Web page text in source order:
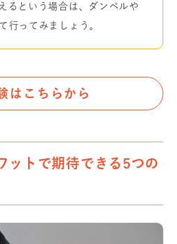
るという場合は、ダンベルや
行ってみましょう。
はこちらから
ットで期待できる5つの